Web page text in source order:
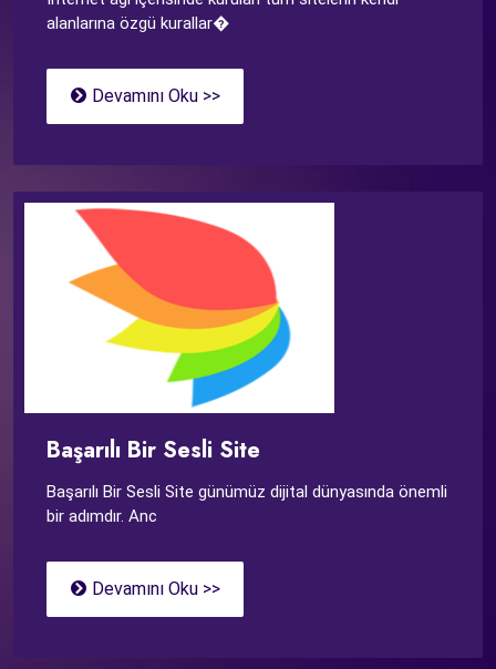
alanlarına özgü kurallar�
Devamını Oku >>
Başarılı Bir Sesli Site
Başarılı Bir Sesli Site günümüz dijital dünyasında önemli
bir adımdır. Anc
Devamını Oku >>